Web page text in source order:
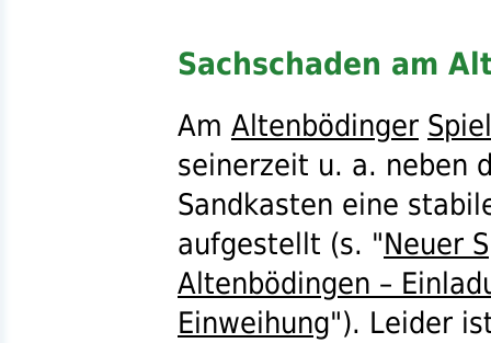
Sachschaden am
Am Altenbödinger
seinerzeit u. a. neben
Sandkasten eine
aufgestellt (s. "Neuer
Altenbödingen –
Einweihung"). Leider